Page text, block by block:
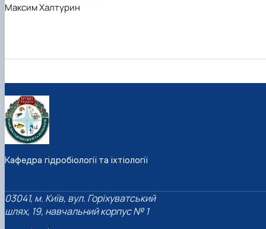
МаксимХалтурин
Кафедра гідробіології та іхтіології
03041, м. Київ, вул. Горіхуватський
шлях, 19, навчальний корпус № 1